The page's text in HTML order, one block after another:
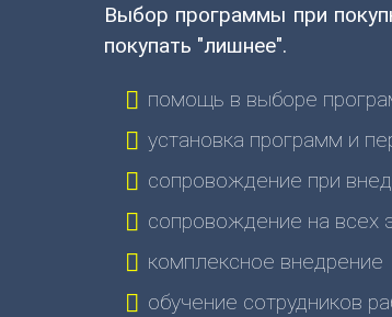
Выбор программы при
покупать "лишнее".
помощь в выборе
установка программ и
сопровождение при
сопровождение на всех
комплексное внедрение
обучение сотрудников